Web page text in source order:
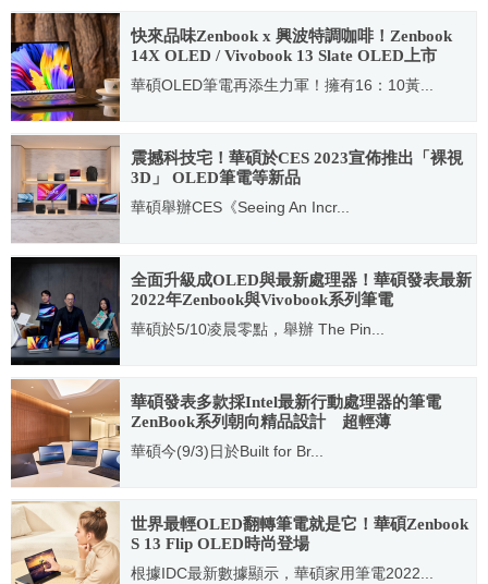
2023.04.24
快來品味Zenbook x 興波特調咖啡！Zenbook
14X OLED / Vivobook 13 Slate OLED上市
華碩OLED筆電再添生力軍！擁有16：10黃...
2021.12.24
震撼科技宅！華碩於CES 2023宣佈推出「裸視
3D」 OLED筆電等新品
華碩舉辦CES《Seeing An Incr...
2023.01.05
全面升級成OLED與最新處理器！華碩發表最新
2022年Zenbook與Vivobook系列筆電
華碩於5/10凌晨零點，舉辦 The Pin...
2022.05.10
華碩發表多款採Intel最新行動處理器的筆電
ZenBook系列朝向精品設計 超輕薄
ExpertBook再進化
華碩今(9/3)日於Built for Br...
2020.09.03
世界最輕OLED翻轉筆電就是它！華碩Zenbook
S 13 Flip OLED時尚登場
根據IDC最新數據顯示，華碩家用筆電2022...